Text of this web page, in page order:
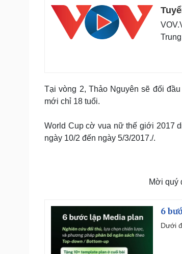
Tại vòng 2, Thảo Nguyên sẽ đối
mới chỉ 18 tuổi.
World Cup cờ vua nữ thế giới 2017
ngày 10/2 đến ngày 5/3/2017./.
Mời quý
6
Dưới